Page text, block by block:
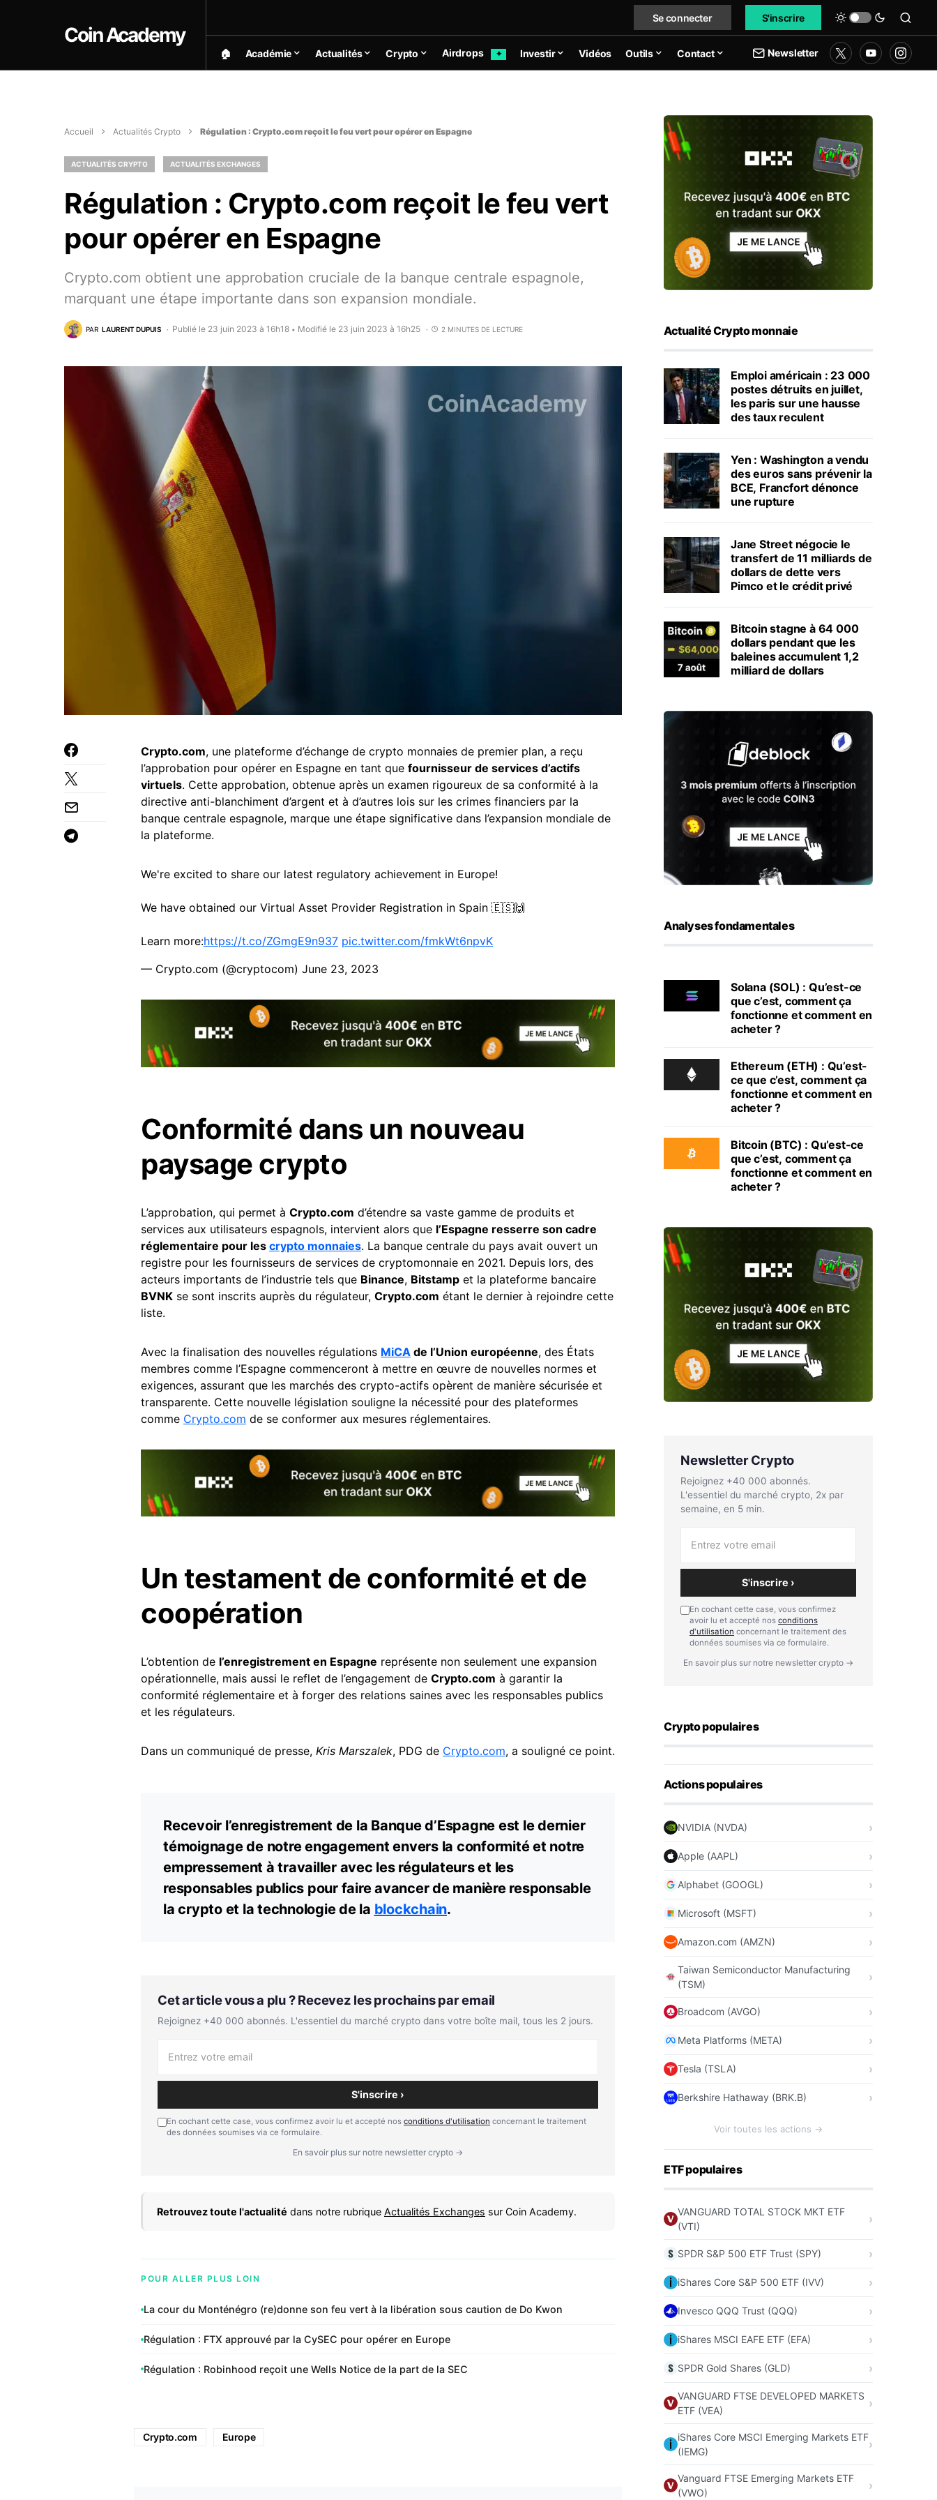
Coin Academy
Se connecter S'inscrire
🏠︎ Académie Actualités Crypto Airdrops ✦ Investir Vidéos Outils Contact Newsletter
Accueil Actualités Crypto Régulation : Crypto.com reçoit le feu vert pour opérer en Espagne
ACTUALITÉS CRYPTO ACTUALITÉS EXCHANGES
Régulation : Crypto.com reçoit le feu vert
pour opérer en Espagne
Crypto.com obtient une approbation cruciale de la banque centrale espagnole,
marquant une étape importante dans son expansion mondiale.
PAR LAURENT DUPUIS Publié le 23 juin 2023 à 16h18 • Modifié le 23 juin 2023 à 16h25 2 MINUTES DE LECTURE
Crypto.com, une plateforme d’échange de crypto monnaies de premier plan, a reçu
l’approbation pour opérer en Espagne en tant que fournisseur de services d’actifs
virtuels. Cette approbation, obtenue après un examen rigoureux de sa conformité à la
directive anti-blanchiment d’argent et à d’autres lois sur les crimes financiers par la
banque centrale espagnole, marque une étape significative dans l’expansion mondiale de
la plateforme.
We're excited to share our latest regulatory achievement in Europe!
We have obtained our Virtual Asset Provider Registration in Spain 🇪🇸🙌
Learn more:https://t.co/ZGmgE9n937 pic.twitter.com/fmkWt6npvK
— Crypto.com (@cryptocom) June 23, 2023
Conformité dans un nouveau
paysage crypto
L’approbation, qui permet à Crypto.com d’étendre sa vaste gamme de produits et
services aux utilisateurs espagnols, intervient alors que l’Espagne resserre son cadre
réglementaire pour les crypto monnaies. La banque centrale du pays avait ouvert un
registre pour les fournisseurs de services de cryptomonnaie en 2021. Depuis lors, des
acteurs importants de l’industrie tels que Binance, Bitstamp et la plateforme bancaire
BVNK se sont inscrits auprès du régulateur, Crypto.com étant le dernier à rejoindre cette
liste.
Avec la finalisation des nouvelles régulations MiCA de l’Union européenne, des États
membres comme l’Espagne commenceront à mettre en œuvre de nouvelles normes et
exigences, assurant que les marchés des crypto-actifs opèrent de manière sécurisée et
transparente. Cette nouvelle législation souligne la nécessité pour des plateformes
comme Crypto.com de se conformer aux mesures réglementaires.
Un testament de conformité et de
coopération
L’obtention de l’enregistrement en Espagne représente non seulement une expansion
opérationnelle, mais aussi le reflet de l’engagement de Crypto.com à garantir la
conformité réglementaire et à forger des relations saines avec les responsables publics
et les régulateurs.
Dans un communiqué de presse, Kris Marszalek, PDG de Crypto.com, a souligné ce point.
Recevoir l’enregistrement de la Banque d’Espagne est le dernier
témoignage de notre engagement envers la conformité et notre
empressement à travailler avec les régulateurs et les
responsables publics pour faire avancer de manière responsable
la crypto et la technologie de la blockchain.
Cet article vous a plu ? Recevez les prochains par email
Rejoignez +40 000 abonnés. L'essentiel du marché crypto dans votre boîte mail, tous les 2 jours.
S'inscrire ›
En cochant cette case, vous confirmez avoir lu et accepté nos conditions d'utilisation concernant le traitement
des données soumises via ce formulaire.
En savoir plus sur notre newsletter crypto →
Retrouvez toute l'actualité dans notre rubrique Actualités Exchanges sur Coin Academy.
POUR ALLER PLUS LOIN
La cour du Monténégro (re)donne son feu vert à la libération sous caution de Do Kwon
Régulation : FTX approuvé par la CySEC pour opérer en Europe
Régulation : Robinhood reçoit une Wells Notice de la part de la SEC
Crypto.com Europe
Actualité Crypto monnaie
Emploi américain : 23 000
postes détruits en juillet,
les paris sur une hausse
des taux reculent
Yen : Washington a vendu
des euros sans prévenir la
BCE, Francfort dénonce
une rupture
Jane Street négocie le
transfert de 11 milliards de
dollars de dette vers
Pimco et le crédit privé
Bitcoin stagne à 64 000
dollars pendant que les
baleines accumulent 1,2
milliard de dollars
Analyses fondamentales
Solana (SOL) : Qu’est-ce
que c’est, comment ça
fonctionne et comment en
acheter ?
Ethereum (ETH) : Qu’est-
ce que c’est, comment ça
fonctionne et comment en
acheter ?
Bitcoin (BTC) : Qu’est-ce
que c’est, comment ça
fonctionne et comment en
acheter ?
Newsletter Crypto
Rejoignez +40 000 abonnés.
L'essentiel du marché crypto, 2x par
semaine, en 5 min.
S'inscrire ›
En cochant cette case, vous confirmez
avoir lu et accepté nos conditions
d'utilisation concernant le traitement des
données soumises via ce formulaire.
En savoir plus sur notre newsletter crypto →
Crypto populaires
Actions populaires
NVIDIA (NVDA)
Apple (AAPL)
Alphabet (GOOGL)
Microsoft (MSFT)
Amazon.com (AMZN)
Taiwan Semiconductor Manufacturing
(TSM)
Broadcom (AVGO)
Meta Platforms (META)
Tesla (TSLA)
Berkshire Hathaway (BRK.B)
Voir toutes les actions →
ETF populaires
VANGUARD TOTAL STOCK MKT ETF
(VTI)
SPDR S&P 500 ETF Trust (SPY)
iShares Core S&P 500 ETF (IVV)
Invesco QQQ Trust (QQQ)
iShares MSCI EAFE ETF (EFA)
SPDR Gold Shares (GLD)
VANGUARD FTSE DEVELOPED MARKETS
ETF (VEA)
iShares Core MSCI Emerging Markets ETF
(IEMG)
Vanguard FTSE Emerging Markets ETF
(VWO)